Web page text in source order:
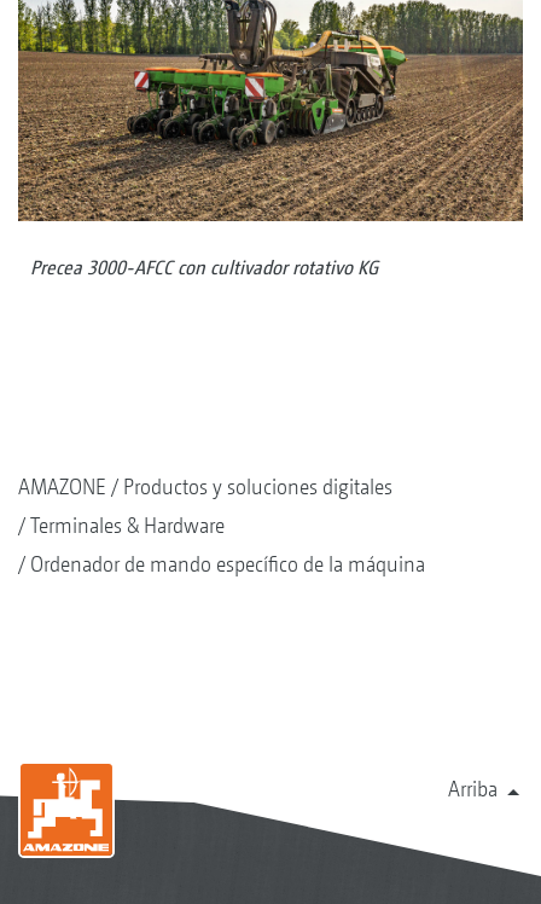
Precea 3000-AFCC con cultivador rotativo KG
AMAZONE
Productos y soluciones digitales
Terminales & Hardware
Ordenador de mando específico de la máquina
Arriba